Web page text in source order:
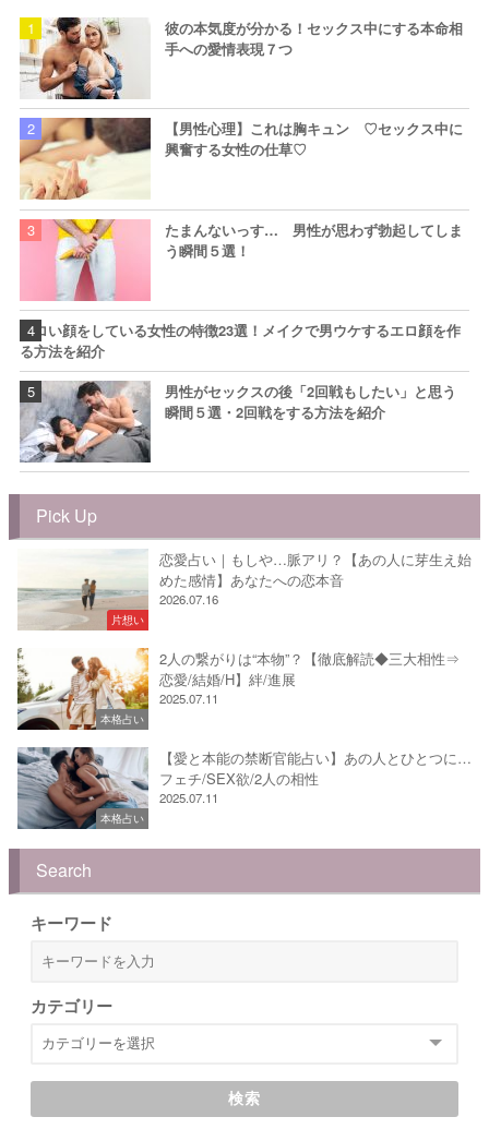
彼の本気度が分かる！セックス中にする本命相
手への愛情表現７つ
【男性心理】これは胸キュン ♡セックス中に
興奮する女性の仕草♡
たまんないっす… 男性が思わず勃起してしま
う瞬間５選！
エロい顔をしている女性の特徴23選！メイクで男ウケするエロ顔を作
る方法を紹介
男性がセックスの後「2回戦もしたい」と思う
瞬間５選・2回戦をする方法を紹介
Pick Up
片想い
恋愛占い｜もしや…脈アリ？【あの人に芽生え始
めた感情】あなたへの恋本音
2026.07.16
本格占い
2人の繋がりは“本物”？【徹底解読◆三大相性⇒
恋愛/結婚/H】絆/進展
2025.07.11
本格占い
【愛と本能の禁断官能占い】あの人とひとつに…
フェチ/SEX欲/2人の相性
2025.07.11
Search
キーワード
カテゴリー
検索